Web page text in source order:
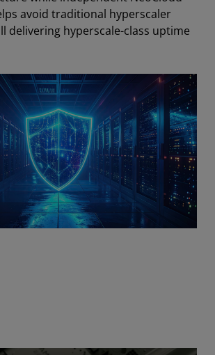
avoid traditional hyperscaler
delivering hyperscale-class uptime